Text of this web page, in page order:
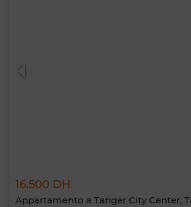
16.500 DH
Appartamento a Tanger City Center,